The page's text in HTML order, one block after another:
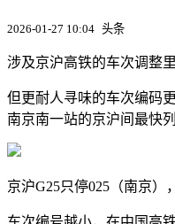
2026-01-27 10:04 头条
涉及京沪高铁的车次调整
但更耐人寻味的车次编码
南京南一站的京沪间最快
京沪G25只停025（南京）